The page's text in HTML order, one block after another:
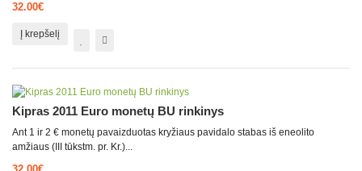
32.00€
Į krepšelį
Kipras 2011 Euro monetų BU rinkinys
Ant 1 ir 2 € monetų pavaizduotas kryžiaus pavidalo stabas iš eneolito
amžiaus (III tūkstm. pr. Kr.)...